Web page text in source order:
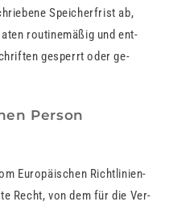
Spei­cher­frist ab,
rou­ti­ne­mä­ßig und ent­
ge­sperrt oder ge­
Person
Eu­ro­päi­schen Richt­li­ni­en-
Recht, von dem für die Ver­